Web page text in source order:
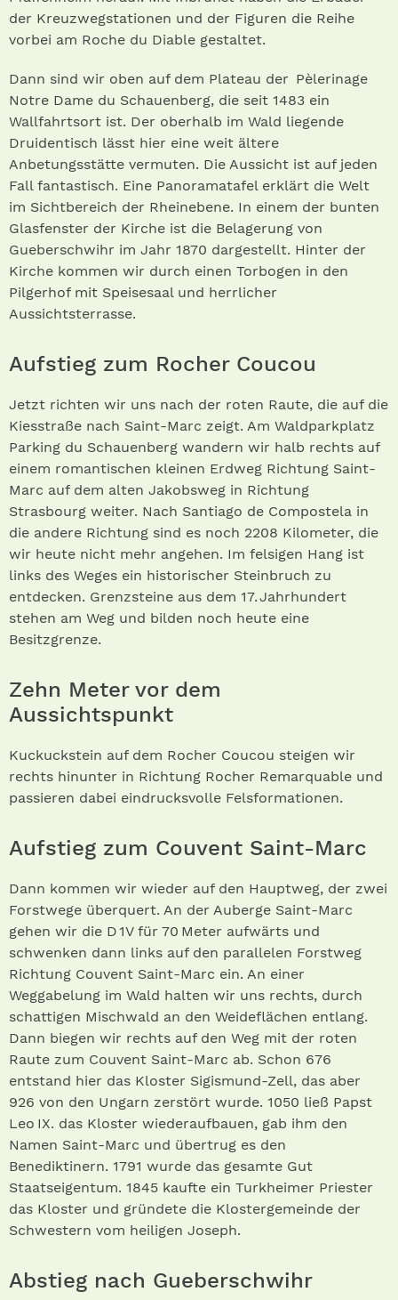
der Kreuzwegstationen und der Figuren die Reihe
vorbei am Roche du Diable gestaltet.
Dann sind wir oben auf dem Plateau der Pèlerinage
Notre Dame du Schauenberg, die seit 1483 ein
Wallfahrtsort ist. Der oberhalb im Wald liegende
Druidentisch lässt hier eine weit ältere
Anbetungsstätte vermuten. Die Aussicht ist auf jeden
Fall fantastisch. Eine Panoramatafel erklärt die Welt
im Sichtbereich der Rheinebene. In einem der bunten
Glasfenster der Kirche ist die Belagerung von
Gueberschwihr im Jahr 1870 dargestellt. Hinter der
Kirche kommen wir durch einen Torbogen in den
Pilgerhof mit Speisesaal und herrlicher
Aussichtsterrasse.
Aufstieg zum Rocher Coucou
Jetzt richten wir uns nach der roten Raute, die auf die
Kiesstraße nach Saint-Marc zeigt. Am Waldparkplatz
Parking du Schauenberg wandern wir halb rechts auf
einem romantischen kleinen Erdweg Richtung Saint-
Marc auf dem alten Jakobsweg in Richtung
Strasbourg weiter. Nach Santiago de Compostela in
die andere Richtung sind es noch 2208 Kilometer, die
wir heute nicht mehr angehen. Im felsigen Hang ist
links des Weges ein historischer Steinbruch zu
entdecken. Grenzsteine aus dem 17. Jahrhundert
stehen am Weg und bilden noch heute eine
Besitzgrenze.
Zehn Meter vor dem
Aussichtspunkt
Kuckuckstein auf dem Rocher Coucou steigen wir
rechts hinunter in Richtung Rocher Remarquable und
passieren dabei eindrucksvolle Felsformationen.
Aufstieg zum Couvent Saint-Marc
Dann kommen wir wieder auf den Hauptweg, der zwei
Forstwege überquert. An der Auberge Saint-Marc
gehen wir die D 1V für 70 Meter aufwärts und
schwenken dann links auf den parallelen Forstweg
Richtung Couvent Saint-Marc ein. An einer
Weggabelung im Wald halten wir uns rechts, durch
schattigen Mischwald an den Weideflächen entlang.
Dann biegen wir rechts auf den Weg mit der roten
Raute zum Couvent Saint-Marc ab. Schon 676
entstand hier das Kloster Sigismund-Zell, das aber
926 von den Ungarn zerstört wurde. 1050 ließ Papst
Leo IX. das Kloster wiederaufbauen, gab ihm den
Namen Saint-Marc und übertrug es den
Benediktinern. 1791 wurde das gesamte Gut
Staatseigentum. 1845 kaufte ein Turkheimer Priester
das Kloster und gründete die Klostergemeinde der
Schwestern vom heiligen Joseph.
Abstieg nach Gueberschwihr